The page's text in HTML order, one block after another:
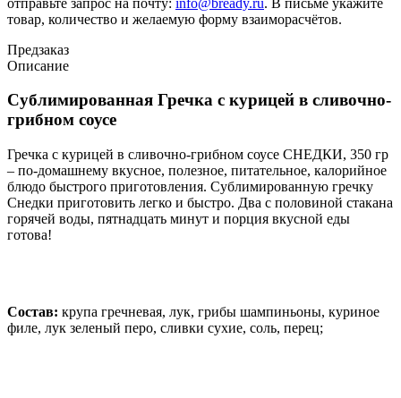
товар, количество и желаемую форму взаиморасчётов.
Предзаказ
Описание
Сублимированная Гречка с курицей в сливочно-
грибном соусе
Гречка с курицей в сливочно-грибном соусе СНЕДКИ, 350 гр
– по-домашнему вкусное, полезное, питательное, калорийное
блюдо быстрого приготовления. Сублимированную гречку
Снедки приготовить легко и быстро. Два с половиной стакана
горячей воды, пятнадцать минут и порция вкусной еды
готова!
Состав: крупа гречневая, лук, грибы шампиньоны, куриное
филе, лук зеленый перо, сливки сухие, соль, перец;